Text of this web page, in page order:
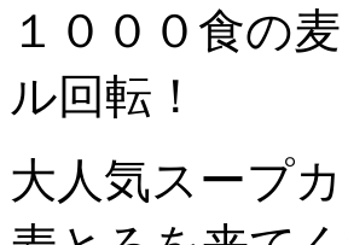
１０００食の
ル回転！
大人気スープ